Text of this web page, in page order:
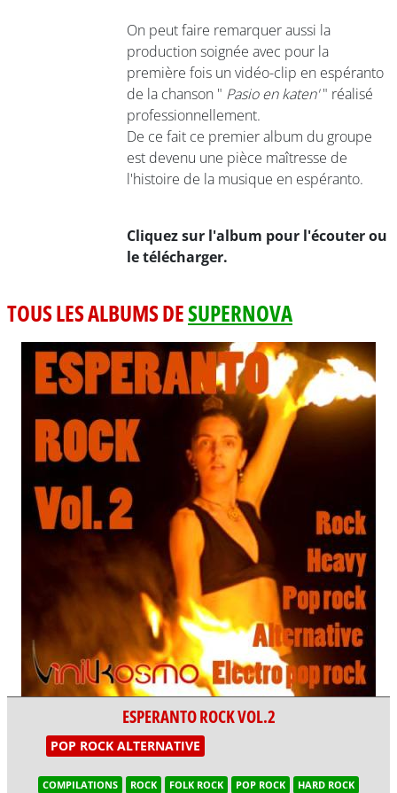
On peut faire remarquer aussi la
production soignée avec pour la
première fois un vidéo-clip en espéranto
de la chanson " Pasio en katen'" réalisé
professionnellement.
De ce fait ce premier album du groupe
est devenu une pièce maîtresse de
l'histoire de la musique en espéranto.
Cliquez sur l'album pour l'écouter ou
le télécharger.
TOUS LES ALBUMS DESUPERNOVA
ESPERANTO ROCK VOL.2
POP ROCK ALTERNATIVE
COMPILATIONS ROCK FOLK ROCK POP ROCK
HARD ROCK